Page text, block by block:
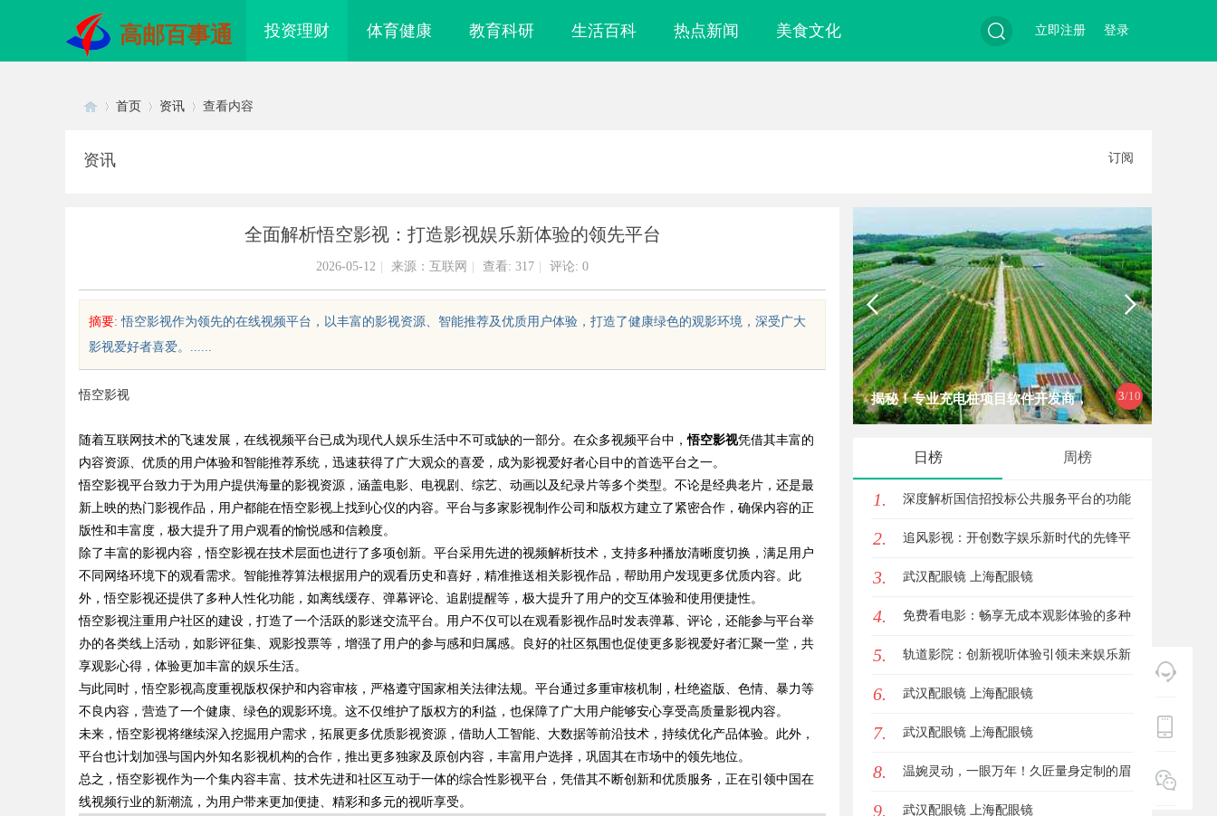
高邮百事通 投资理财 体育健康 教育科研 生活百科 热点新闻 美食文化 登录
立即注册
uz
!
首页 资讯 查看内容
资讯 订阅
全面解析悟空影视：打造影视娱乐新体验的领先平台
2026-05-12 来源：互联网 查看: 317 评论: 0
摘要: 悟空影视作为领先的在线视频平台，以丰富的影视资源、智能推荐及优质用户体验，打造了健康绿色的观影环境，深受广大
影视爱好者喜爱。......
悟空影视
随着互联网技术的飞速发展，在线视频平台已成为现代人娱乐生活中不可或缺的一部分。在众多视频平台中，悟空影视凭借其丰富的
内容资源、优质的用户体验和智能推荐系统，迅速获得了广大观众的喜爱，成为影视爱好者心目中的首选平台之一。
悟空影视平台致力于为用户提供海量的影视资源，涵盖电影、电视剧、综艺、动画以及纪录片等多个类型。不论是经典老片，还是最
新上映的热门影视作品，用户都能在悟空影视上找到心仪的内容。平台与多家影视制作公司和版权方建立了紧密合作，确保内容的正
版性和丰富度，极大提升了用户观看的愉悦感和信赖度。
除了丰富的影视内容，悟空影视在技术层面也进行了多项创新。平台采用先进的视频解析技术，支持多种播放清晰度切换，满足用户
不同网络环境下的观看需求。智能推荐算法根据用户的观看历史和喜好，精准推送相关影视作品，帮助用户发现更多优质内容。此
外，悟空影视还提供了多种人性化功能，如离线缓存、弹幕评论、追剧提醒等，极大提升了用户的交互体验和使用便捷性。
悟空影视注重用户社区的建设，打造了一个活跃的影迷交流平台。用户不仅可以在观看影视作品时发表弹幕、评论，还能参与平台举
办的各类线上活动，如影评征集、观影投票等，增强了用户的参与感和归属感。良好的社区氛围也促使更多影视爱好者汇聚一堂，共
享观影心得，体验更加丰富的娱乐生活。
与此同时，悟空影视高度重视版权保护和内容审核，严格遵守国家相关法律法规。平台通过多重审核机制，杜绝盗版、色情、暴力等
不良内容，营造了一个健康、绿色的观影环境。这不仅维护了版权方的利益，也保障了广大用户能够安心享受高质量影视内容。
未来，悟空影视将继续深入挖掘用户需求，拓展更多优质影视资源，借助人工智能、大数据等前沿技术，持续优化产品体验。此外，
平台也计划加强与国内外知名影视机构的合作，推出更多独家及原创内容，丰富用户选择，巩固其在市场中的领先地位。
总之，悟空影视作为一个集内容丰富、技术先进和社区互动于一体的综合性影视平台，凭借其不断创新和优质服务，正在引领中国在
线视频行业的新潮流，为用户带来更加便捷、精彩和多元的视听享受。
3/10
讨工业铝型材厂家在现代制造
重要角色与发展趋势 辨识度
揭秘！专业充电桩项目软件开发商，
日榜 周榜
1. 深度解析国信招投标公共服务平台的功能
与优势
2. 追风影视：开创数字娱乐新时代的先锋平
台
3. 武汉配眼镜 上海配眼镜
4. 免费看电影：畅享无成本观影体验的多种
途径与技巧
5. 轨道影院：创新视听体验引领未来娱乐新
潮流
6. 武汉配眼镜 上海配眼镜
7. 武汉配眼镜 上海配眼镜
8. 温婉灵动，一眼万年！久匠量身定制的眉
眼唇，才是你整张脸的点睛之笔！淡颜系
9. 武汉配眼镜 上海配眼镜